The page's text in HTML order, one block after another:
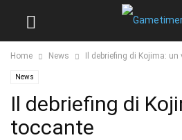
Home News Il debriefing di Kojima:
News
Il debriefing di
toccante